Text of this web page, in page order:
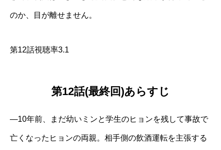
のか、目が離せません。
第12話視聴率3.1
第12話(最終回)あらすじ
―10年前、まだ幼いミンと学生のヒョンを残して事故で
亡くなったヒョンの両親。相手側の飲酒運転を主張する